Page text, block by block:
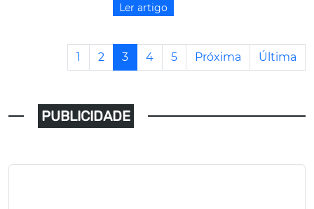
Ler artigo
1 2 3 4 5 Próxima Última
PUBLICIDADE